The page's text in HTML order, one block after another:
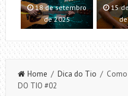
18 de setembro
de 2025
15
Home / Dica do Tio / Como
DO TIO #02